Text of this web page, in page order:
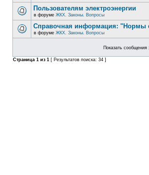
Пользователям электроэнергии
в форуме ЖКХ. Законы. Вопросы
Справочная информация: "Нормы
в форуме ЖКХ. Законы. Вопросы
Показать сообщения
Страница 1 из 1 [ Результатов поиска: 34 ]